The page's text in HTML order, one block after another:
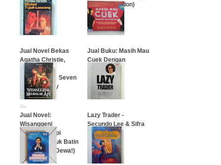
Volume 8
…
(Sidney Sheldon)
…
Jual Novel Bekas
Agatha Christie,
Misteri Tujuh
Lonceng, The Seven
Dials Mystery
Jual Buku: Masih Mau
Cuek Dengan
Kuliahmu?
Jual Novel:
Wisanggeni
Membakar Api
(Gelegar Amuk Batin
sang Titisan Dewa!)
Lazy Trader -
Secundo Lee & Sifra
Susi Langi
…